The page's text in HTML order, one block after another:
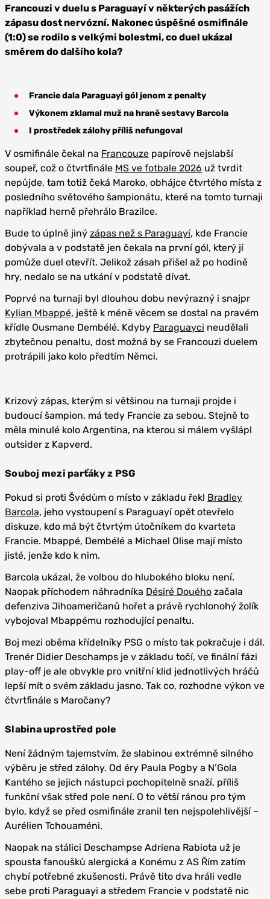
Francouzi v duelu s Paraguayí v některých pasážích
zápasu dost nervózní. Nakonec úspěšné osmifinále
(1:0) se rodilo s velkými bolestmi, co duel ukázal
směrem do dalšího kola?
Francie dala Paraguayi gól jenom z penalty
Výkonem zklamal muž na hraně sestavy Barcola
I prostředek zálohy příliš nefungoval
V osmifinále čekal na Francouze papírově nejslabší
soupeř, což o čtvrtfinále MS ve fotbale 2026 už tvrdit
nepůjde, tam totiž čeká Maroko, obhájce čtvrtého místa z
posledního světového šampionátu, které na tomto turnaji
například herně přehrálo Brazilce.
Bude to úplně jiný zápas než s Paraguayí, kde Francie
dobývala a v podstatě jen čekala na první gól, který jí
pomůže duel otevřít. Jelikož zásah přišel až po hodině
hry, nedalo se na utkání v podstatě dívat.
Poprvé na turnaji byl dlouhou dobu nevýrazný i snajpr
Kylian Mbappé, ještě k méně věcem se dostal na pravém
křídle Ousmane Dembélé. Kdyby Paraguayci neudělali
zbytečnou penaltu, dost možná by se Francouzi duelem
protrápili jako kolo předtím Němci.
Krizový zápas, kterým si většinou na turnaji projde i
budoucí šampion, má tedy Francie za sebou. Stejně to
měla minulé kolo Argentina, na kterou si málem vyšlápl
outsider z Kapverd.
Souboj mezi parťáky z PSG
Pokud si proti Švédům o místo v základu řekl Bradley
Barcola, jeho vystoupení s Paraguayí opět otevřelo
diskuze, kdo má být čtvrtým útočníkem do kvarteta
Francie. Mbappé, Dembélé a Michael Olise mají místo
jisté, jenže kdo k nim.
Barcola ukázal, že volbou do hlubokého bloku není.
Naopak příchodem náhradníka Désiré Douého začala
defenziva Jihoameričanů hořet a právě rychlonohý žolík
vybojoval Mbappému rozhodující penaltu.
Boj mezi oběma křídelníky PSG o místo tak pokračuje i dál.
Trenér Didier Deschamps je v základu točí, ve finální fázi
play-off je ale obvykle pro vnitřní klid jednotlivých hráčů
lepší mít o svém základu jasno. Tak co, rozhodne výkon ve
čtvrtfinále s Maročany?
Slabina uprostřed pole
Není žádným tajemstvím, že slabinou extrémně silného
výběru je střed zálohy. Od éry Paula Pogby a N’Gola
Kantého se jejich nástupci pochopitelně snaží, příliš
funkční však střed pole není. O to větší ránou pro tým
bylo, když se před osmifinále zranil ten nejspolehlivější –
Aurélien Tchouaméni.
Naopak na stálici Deschampse Adriena Rabiota už je
spousta fanoušků alergická a Konému z AS Řím zatím
chybí potřebné zkušenosti. Právě tito dva hráli vedle
sebe proti Paraguayi a středem Francie v podstatě nic